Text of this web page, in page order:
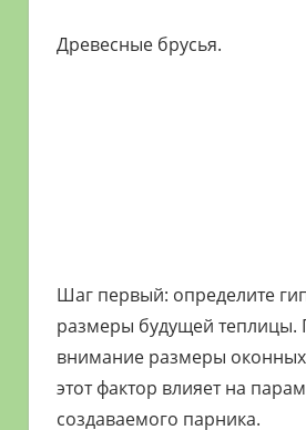
Древесные брусья.
Шаг первый: определите
размеры будущей теплицы.
внимание размеры
этот фактор влияет на
создаваемого парника.